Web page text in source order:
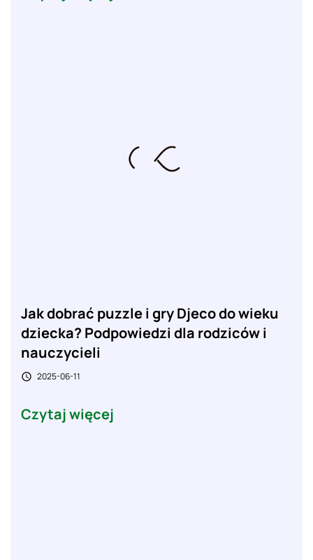
Jak dobrać puzzle i gry Djeco do wieku
dziecka? Podpowiedzi dla rodziców i
nauczycieli
 2025-06-11
Czytaj więcej